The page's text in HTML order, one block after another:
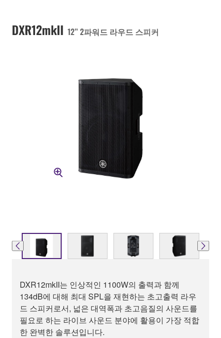
DXR12mkII 12” 2파워드 라우드 스피커
DXR12mkII는 인상적인 1100W의 출력과 함께
134dB에 대해 최대 SPL을 재현하는 초고출력 라우
드 스피커로서, 넓은 대역폭과 초고음질의 사운드를
필요로 하는 라이브 사운드 분야에 활용이 가장 적합
한 완벽한 솔루션입니다.